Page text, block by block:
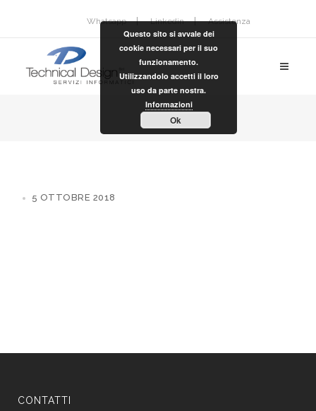
Whatsapp Linkedin Assistenza
5 OTTOBRE 2018
CONTATTI
Questo sito si avvale dei
cookie necessari per il suo
funzionamento.
Utilizzandolo accetti il loro
uso da parte nostra.
Informazioni
Ok